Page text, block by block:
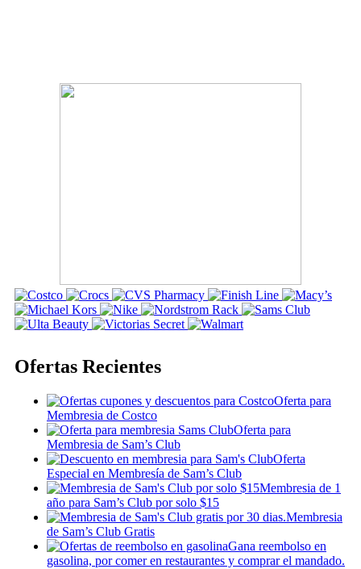
Ofertas Recientes
Oferta para
Membresia de Costco
Oferta para
Membresia de Sam’s Club
Oferta
Especial en Membresía de Sam’s Club
Membresia de 1
año para Sam’s Club por solo $15
Membresia
de Sam’s Club Gratis
Gana reembolso en
gasolina, por comer en restaurantes y comprar el mandado.